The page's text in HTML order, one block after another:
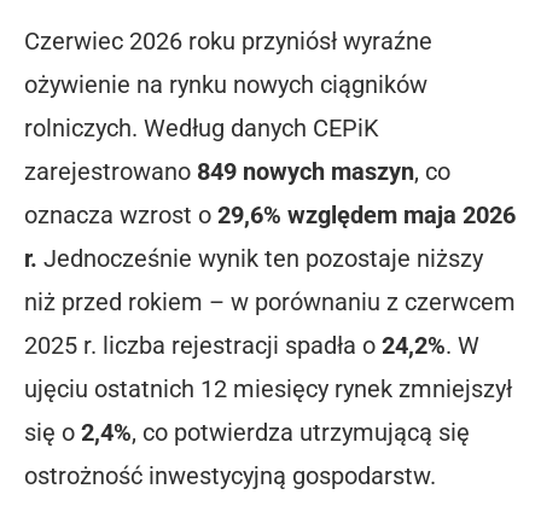
Czerwiec 2026 roku przyniósł wyraźne
ożywienie na rynku nowych ciągników
rolniczych. Według danych CEPiK
zarejestrowano 849 nowych maszyn, co
oznacza wzrost o 29,6% względem maja 2026
r. Jednocześnie wynik ten pozostaje niższy
niż przed rokiem – w porównaniu z czerwcem
2025 r. liczba rejestracji spadła o 24,2%. W
ujęciu ostatnich 12 miesięcy rynek zmniejszył
się o 2,4%, co potwierdza utrzymującą się
ostrożność inwestycyjną gospodarstw.